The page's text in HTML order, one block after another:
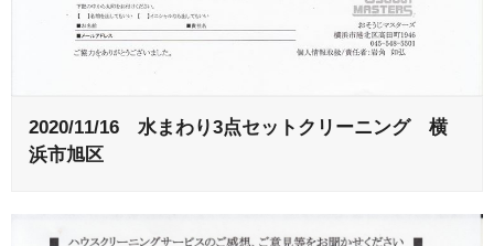
2020/11/16 水まわり3点セットクリーニング 横
浜市旭区